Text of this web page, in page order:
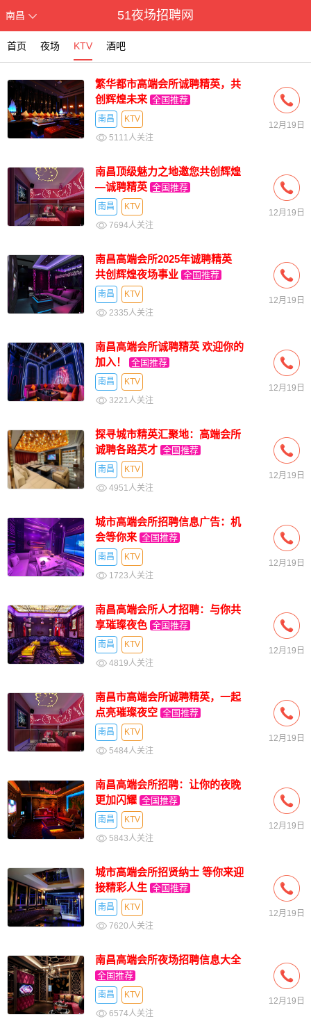
南昌 51夜场招聘网
首页 夜场 KTV 酒吧
繁华都市高端会所诚聘精英，共
创辉煌未来 全国推荐
南昌
KTV
5111人关注
12月19日
南昌顶级魅力之地邀您共创辉煌
—诚聘精英 全国推荐
南昌
KTV
7694人关注
12月19日
南昌高端会所2025年诚聘精英
共创辉煌夜场事业 全国推荐
南昌
KTV
2335人关注
12月19日
南昌高端会所诚聘精英 欢迎你的
加入！
全国推荐
南昌
KTV
3221人关注
12月19日
探寻城市精英汇聚地：高端会所
诚聘各路英才 全国推荐
南昌
KTV
4951人关注
12月19日
城市高端会所招聘信息广告：机
会等你来 全国推荐
南昌
KTV
1723人关注
12月19日
南昌高端会所人才招聘：与你共
享璀璨夜色 全国推荐
南昌
KTV
4819人关注
12月19日
南昌市高端会所诚聘精英，一起
点亮璀璨夜空 全国推荐
南昌
KTV
5484人关注
12月19日
南昌高端会所招聘：让你的夜晚
更加闪耀 全国推荐
南昌
KTV
5843人关注
12月19日
城市高端会所招贤纳士 等你来迎
接精彩人生 全国推荐
南昌
KTV
7620人关注
12月19日
南昌高端会所夜场招聘信息大全
全国推荐
南昌
KTV
6574人关注
12月19日